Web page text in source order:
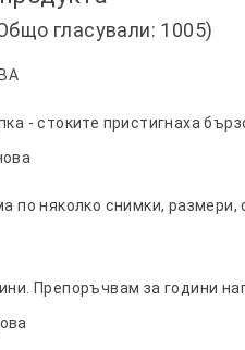
гласували: 1005)
- стоките пристигнаха
по няколко снимки, размери,
Препоръчвам за години